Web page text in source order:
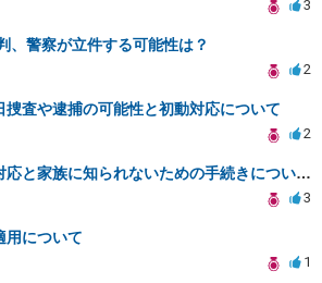
3
、警察が立件する可能性は？
2
捜査や逮捕の可能性と初動対応について
2
書類送検後の対応と家族に知られないための手続きについて相談
3
用について
1